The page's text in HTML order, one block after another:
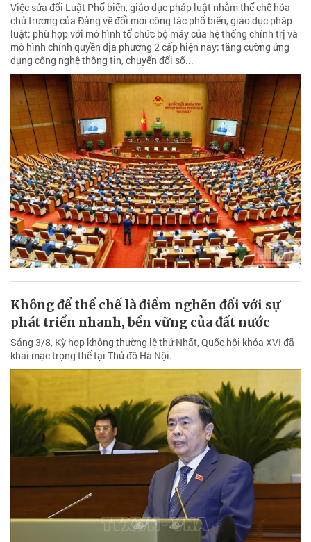
Việc sửa đổi Luật Phổ biến, giáo dục pháp luật nhằm thể chế hóa
chủ trương của Đảng về đổi mới công tác phổ biến, giáo dục pháp
luật; phù hợp với mô hình tổ chức bộ máy của hệ thống chính trị và
mô hình chính quyền địa phương 2 cấp hiện nay; tăng cường ứng
dụng công nghệ thông tin, chuyển đổi số...
Không để thể chế là điểm nghẽn đối với sự
phát triển nhanh, bền vững của đất nước
Sáng 3/8, Kỳ họp không thường lệ thứ Nhất, Quốc hội khóa XVI đã
khai mạc trọng thể tại Thủ đô Hà Nội.